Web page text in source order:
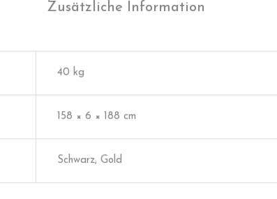
Zusätzliche Information
40 kg
158 × 6 × 188 cm
Schwarz, Gold